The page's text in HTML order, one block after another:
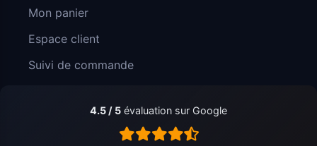
Mon panier
Espace client
Suivi de commande
4.5 / 5 évaluation sur Google